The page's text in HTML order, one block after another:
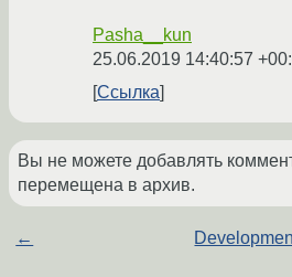
Pasha__kun
25.06.2019 14:40:57
Ссылка
Вы не можете добавлять
перемещена в архив.
←